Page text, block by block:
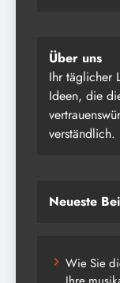
Über uns
Ihr täglicher
Ideen, die
verständlich.
Neueste
Wie Sie